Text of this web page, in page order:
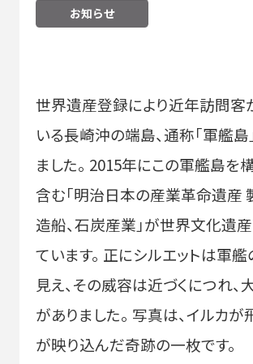
お知らせ
世界遺産登録により近年訪問客
いる長崎沖の端島、通称「軍艦島
ました。 2015年にこの軍艦島を
含む「明治日本の産業革命遺産
造船、石炭産業」が世界文化遺
ています。 正にシルエットは軍艦
見え、その威容は近づくにつれ、
がありました。 写真は、イルカ
が映り込んだ奇跡の一枚です。